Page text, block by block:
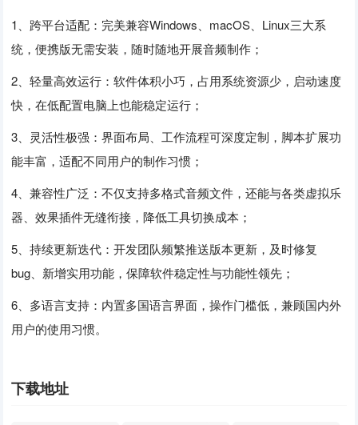
1、跨平台适配：完美兼容Windows、macOS、Linux三大系
统，便携版无需安装，随时随地开展音频制作；
2、轻量高效运行：软件体积小巧，占用系统资源少，启动速度
快，在低配置电脑上也能稳定运行；
3、灵活性极强：界面布局、工作流程可深度定制，脚本扩展功
能丰富，适配不同用户的制作习惯；
4、兼容性广泛：不仅支持多格式音频文件，还能与各类虚拟乐
器、效果插件无缝衔接，降低工具切换成本；
5、持续更新迭代：开发团队频繁推送版本更新，及时修复
bug、新增实用功能，保障软件稳定性与功能性领先；
6、多语言支持：内置多国语言界面，操作门槛低，兼顾国内外
用户的使用习惯。
下载地址